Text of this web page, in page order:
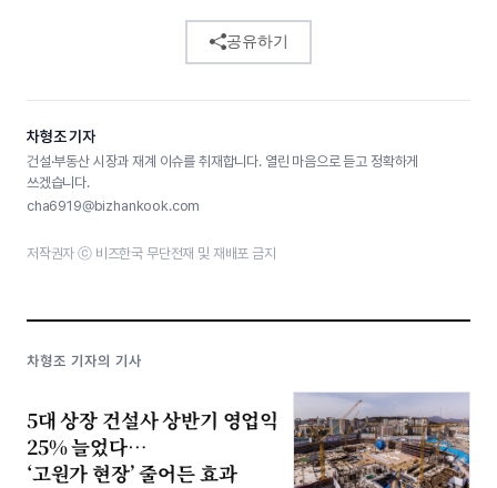
공유하기
차형조 기자
건설·부동산 시장과 재계 이슈를 취재합니다. 열린 마음으로 듣고 정확하게
쓰겠습니다.
cha6919@bizhankook.com
저작권자 ⓒ 비즈한국 무단전재 및 재배포 금지
차형조 기자의 기사
5대 상장 건설사 상반기 영업익
25% 늘었다…
‘고원가 현장’ 줄어든 효과